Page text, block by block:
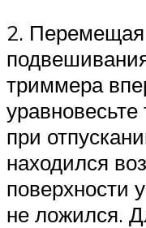
2. Перемещая
триммера
при
находился
поверхности
не ложился.